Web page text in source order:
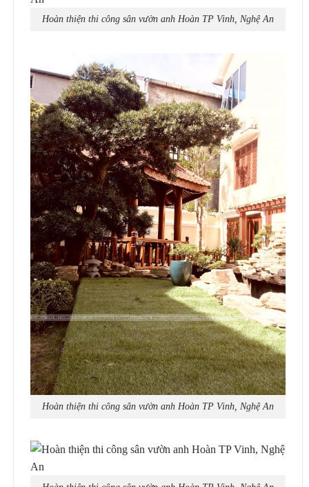
Hoàn thiện thi công sân vườn anh Hoàn TP Vinh, Nghệ An
Hoàn thiện thi công sân vườn anh Hoàn TP Vinh, Nghệ An